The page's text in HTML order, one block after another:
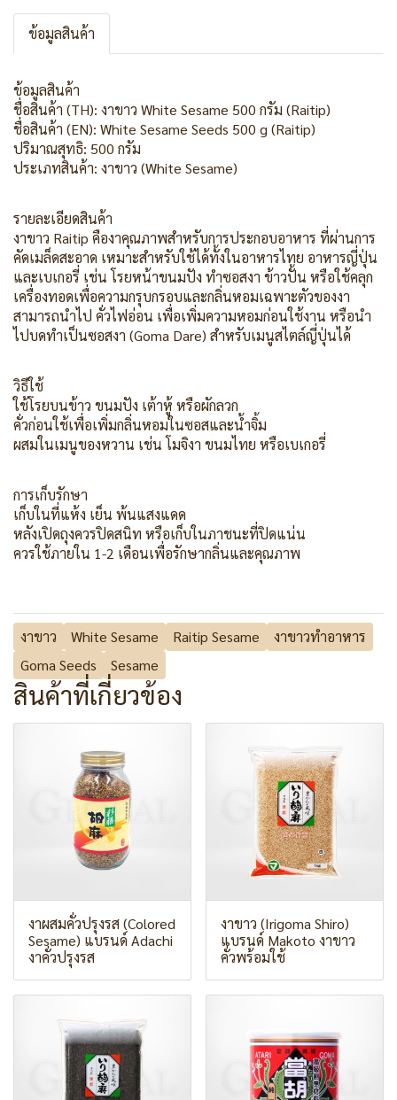
ข้อมูลสินค้า
ข้อมูลสินค้า
ชื่อสินค้า (TH): งาขาว White Sesame 500 กรัม (Raitip)
ชื่อสินค้า (EN): White Sesame Seeds 500 g (Raitip)
ปริมาณสุทธิ: 500 กรัม
ประเภทสินค้า: งาขาว (White Sesame)
รายละเอียดสินค้า
งาขาว Raitip คืองาคุณภาพสำหรับการประกอบอาหาร ที่ผ่านการ
คัดเมล็ดสะอาด เหมาะสำหรับใช้ได้ทั้งในอาหารไทย อาหารญี่ปุ่น
และเบเกอรี่ เช่น โรยหน้าขนมปัง ทำซอสงา ข้าวปั้น หรือใช้คลุก
เครื่องทอดเพื่อความกรุบกรอบและกลิ่นหอมเฉพาะตัวของงา
สามารถนำไป คั่วไฟอ่อน เพื่อเพิ่มความหอมก่อนใช้งาน หรือนำ
ไปบดทำเป็นซอสงา (Goma Dare) สำหรับเมนูสไตล์ญี่ปุ่นได้
วิธีใช้
ใช้โรยบนข้าว ขนมปัง เต้าหู้ หรือผักลวก
คั่วก่อนใช้เพื่อเพิ่มกลิ่นหอมในซอสและน้ำจิ้ม
ผสมในเมนูของหวาน เช่น โมจิงา ขนมไทย หรือเบเกอรี่
การเก็บรักษา
เก็บในที่แห้ง เย็น พ้นแสงแดด
หลังเปิดถุงควรปิดสนิท หรือเก็บในภาชนะที่ปิดแน่น
ควรใช้ภายใน 1-2 เดือนเพื่อรักษากลิ่นและคุณภาพ
งาขาว White Sesame Raitip Sesame
งาขาวทำอาหาร
Goma Seeds
Sesame
สินค้าที่เกี่ยวข้อง
งาผสมคั่วปรุงรส (Colored
Sesame) แบรนด์ Adachi
งาคั่วปรุงรส
งาขาว (Irigoma Shiro)
แบรนด์ Makoto งาขาว
คั่วพร้อมใช้